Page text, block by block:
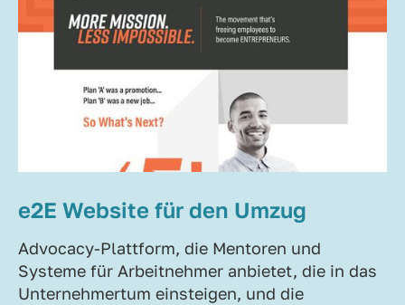
e2E Website für den Umzug
Advocacy-Plattform, die Mentoren und
Systeme für Arbeitnehmer anbietet, die in das
Unternehmertum einsteigen, und die